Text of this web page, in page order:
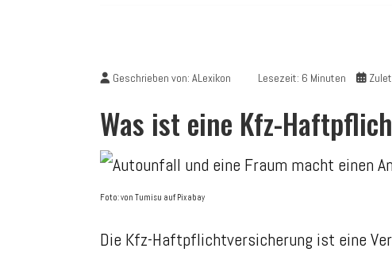
Geschrieben von: ALexikon Lesezeit: 6 Minuten
Was ist eine Kfz-
Foto: von Tumisu auf Pixabay
Die Kfz-Haftpflichtversicherung ist eine